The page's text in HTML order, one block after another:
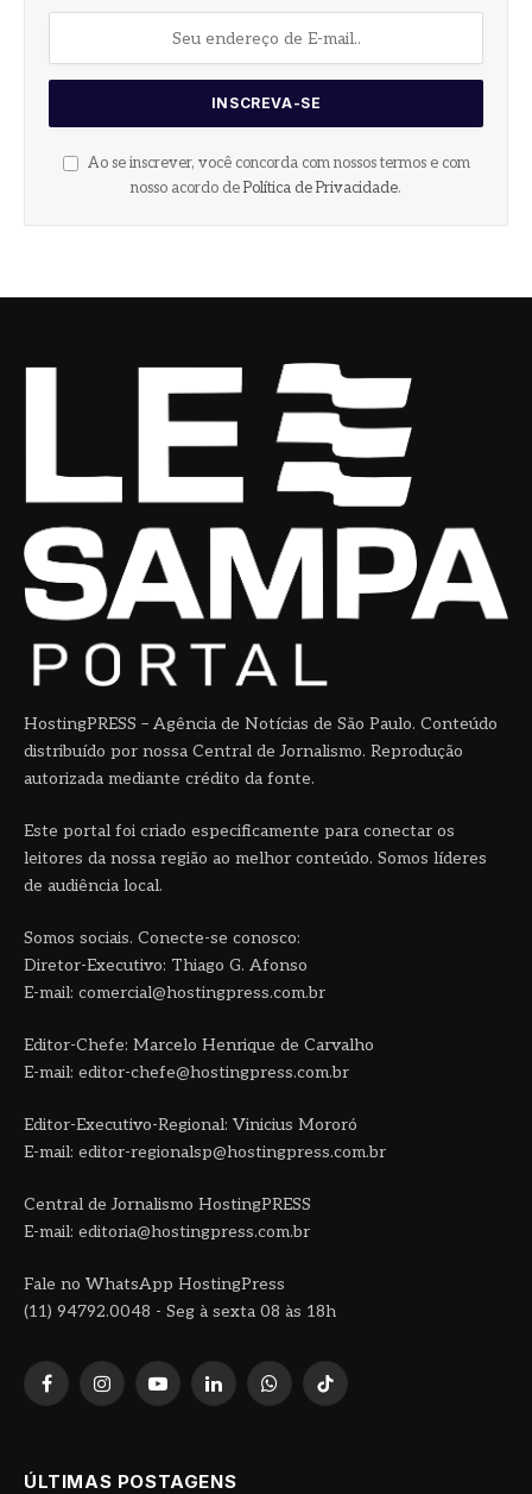
Ao se inscrever, você concorda com nossos termos e com
nosso acordo de Política de Privacidade.
HostingPRESS – Agência de Notícias de São Paulo. Conteúdo
distribuído por nossa Central de Jornalismo. Reprodução
autorizada mediante crédito da fonte.
Este portal foi criado especificamente para conectar os
leitores da nossa região ao melhor conteúdo. Somos líderes
de audiência local.
Somos sociais. Conecte-se conosco:
Diretor-Executivo: Thiago G. Afonso
E-mail: comercial@hostingpress.com.br
Editor-Chefe: Marcelo Henrique de Carvalho
E-mail: editor-chefe@hostingpress.com.br
Editor-Executivo-Regional: Vinicius Mororó
E-mail: editor-regionalsp@hostingpress.com.br
Central de Jornalismo HostingPRESS
E-mail: editoria@hostingpress.com.br
Fale no WhatsApp HostingPress
(11) 94792.0048 - Seg à sexta 08 às 18h
FacebookInstagramYouTubeLinkedInWhatsAppTikTok
ÚLTIMAS POSTAGENS